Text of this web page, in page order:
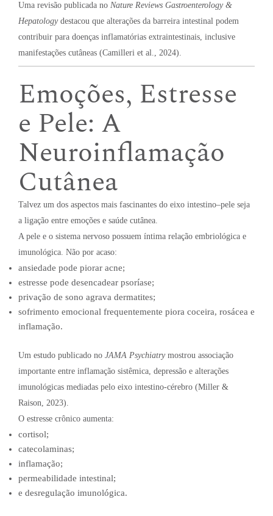
Uma revisão publicada no Nature Reviews Gastroenterology &
Hepatologydestacou que alterações da barreira intestinal podem
contribuir para doenças inflamatórias extraintestinais, inclusive
manifestações cutâneas (Camilleri et al., 2024).
Emoções, Estresse
e Pele: A
Neuroinflamação
Cutânea
Talvez um dos aspectos mais fascinantes do eixo intestino–pele seja
a ligação entre emoções e saúde cutânea.
A pele e o sistema nervoso possuem íntima relação embriológica e
imunológica. Não por acaso:
ansiedade pode piorar acne;
estresse pode desencadear psoríase;
privação de sono agrava dermatites;
sofrimento emocional frequentemente piora coceira, rosácea e
inflamação.
Um estudo publicado no JAMA Psychiatrymostrou associação
importante entre inflamação sistêmica, depressão e alterações
imunológicas mediadas pelo eixo intestino-cérebro (Miller &
Raison, 2023).
O estresse crônico aumenta:
cortisol;
catecolaminas;
inflamação;
permeabilidade intestinal;
e desregulação imunológica.